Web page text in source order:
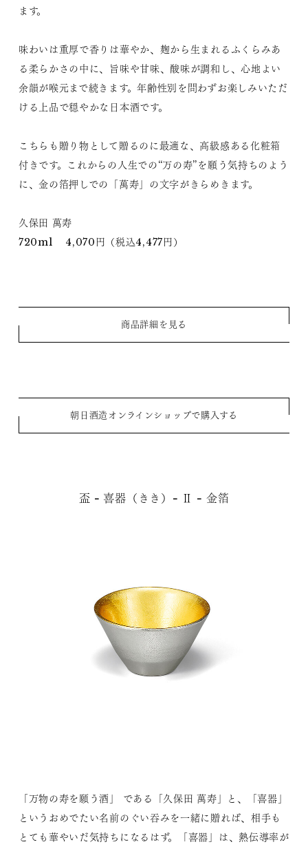
ます。
味わいは重厚で香りは華やか、麹から生まれるふくらみあ
る柔らかさの中に、旨味や甘味、酸味が調和し、心地よい
余韻が喉元まで続きます。年齢性別を問わずお楽しみいただ
ける上品で穏やかな日本酒です。
こちらも贈り物として贈るのに最適な、高級感ある化粧箱
付きです。これからの人生での“万の寿”を願う気持ちのよう
に、金の箔押しでの「萬寿」の文字がきらめきます。
久保田 萬寿
720ml 4,070円（税込4,477円）
商品詳細を見る
朝日酒造オンラインショップで購入する
盃 - 喜器（きき）- Ⅱ - 金箔
「万物の寿を願う酒」 である「久保田 萬寿」と、「喜器」
というおめでたい名前のぐい吞みを一緒に贈れば、相手も
とても華やいだ気持ちになるはず。「喜器」は、熱伝導率が